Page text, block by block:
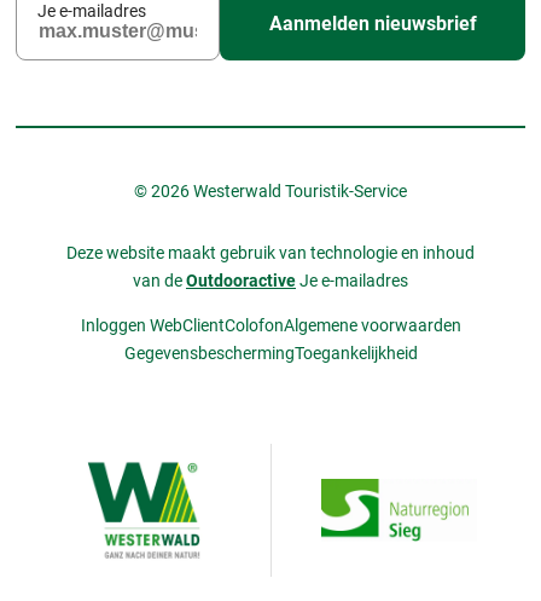
Je e-mailadres
Aanmelden nieuwsbrief
© 2026 Westerwald Touristik-Service
Deze website maakt gebruik van technologie en inhoud
van deOutdooractiveJe e-mailadres
Inloggen WebClientColofonAlgemene voorwaarden
GegevensbeschermingToegankelijkheid